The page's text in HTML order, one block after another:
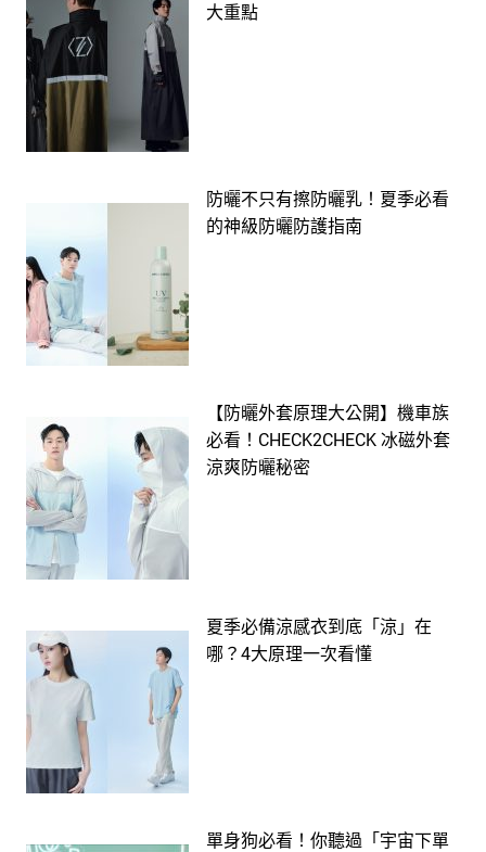
大重點
防曬不只有擦防曬乳！夏季必看
的神級防曬防護指南
【防曬外套原理大公開】機車族
必看！CHECK2CHECK 冰磁外套
涼爽防曬秘密
夏季必備涼感衣到底「涼」在
哪？4大原理一次看懂
單身狗必看！你聽過「宇宙下單